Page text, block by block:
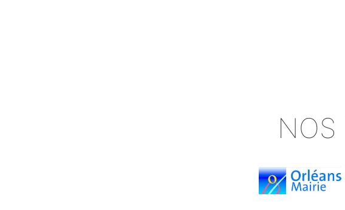
NOS